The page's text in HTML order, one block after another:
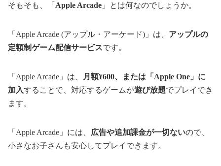
そもそも、「 Apple Arcade 」とは何なのでしょうか。
「Apple Arcade (アップル・アーケード)」は、 アップルの
定額制ゲーム配信サービスです。
「Apple Arcade」は、
月額¥600、または「Apple One」に
加入することで、対応するゲームが遊び放題でプレイでき
ます。
「Apple Arcade」には、 広告や追加課金が一切ないので、
小さなお子さんも安心してプレイできます。